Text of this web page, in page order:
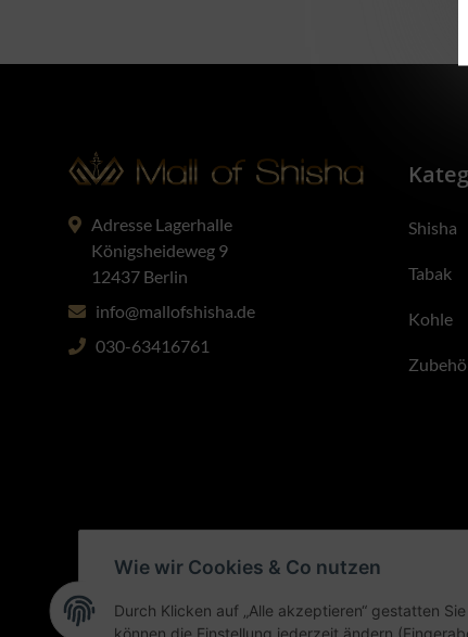
Wie wir Cookies & Co nutzen
Durch Klicken auf „Alle akzeptieren“ gestatten
Adresse Lagerhalle
Königsheideweg 9
12437 Berlin
info@mallofshisha.de
030-63416761
Shisha
Tabak
Kohle